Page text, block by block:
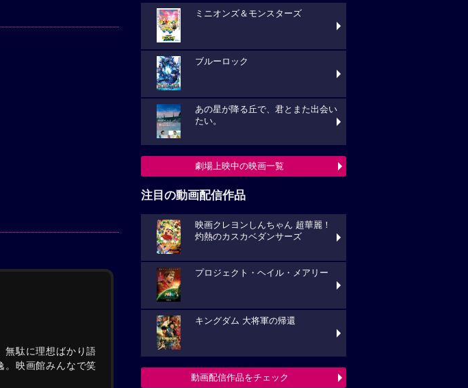
無駄に理想ばかり語
。映画館みんなで笑
ミニオンズ＆モンスターズ
ブルーロック
あの星が降る丘で、君とまた出会い
たい。
劇場上映中の映画一覧
注目の動画配信作品
映画クレヨンしんちゃん 超華麗！
灼熱のカスカベダンサーズ
プロジェクト・ヘイル・メアリー
キングダム 大将軍の帰還
動画配信作品をチェック